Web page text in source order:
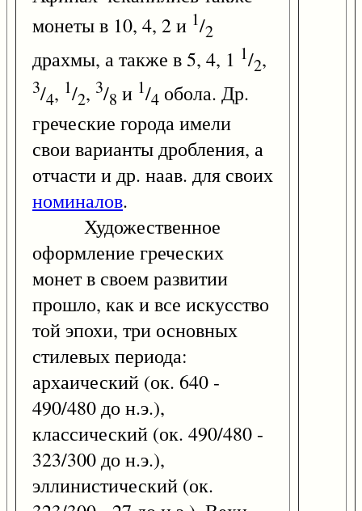
монеты в 10, 4, 2 и 1/2
драхмы, а также в 5, 4, 1 1/2,
3/4, 1/2, 3/8 и 1/4 обола. Др.
греческие города имели
свои варианты дробления, а
отчасти и др. наав. для своих
номиналов.
Художественное
оформление греческих
монет в своем развитии
прошло, как и все искусство
той эпохи, три основных
стилевых периода:
архаический (ок. 640 -
490/480 до н.э.),
классический (ок. 490/480 -
323/300 до н.э.),
эллинистический (ок.